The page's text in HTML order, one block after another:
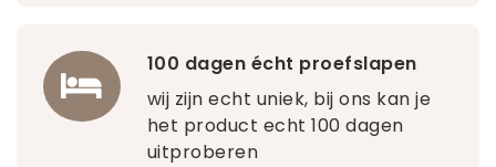
100 dagen écht proefslapen
wij zijn echt uniek, bij ons kan je
het product echt 100 dagen
uitproberen